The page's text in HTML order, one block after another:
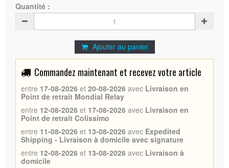
Quantité :
Ajouter au panier
Commandez maintenant et recevez votre article
entre 17-08-2026 et 20-08-2026 avec Livraison en
Point de retrait Mondial Relay
entre 12-08-2026 et 17-08-2026 avec Livraison en
Point de retrait Colissimo
entre 11-08-2026 et 13-08-2026 avec Expedited
Shipping - Livraison à domicile avec signature
entre 12-08-2026 et 13-08-2026 avec Livraison à
domicile